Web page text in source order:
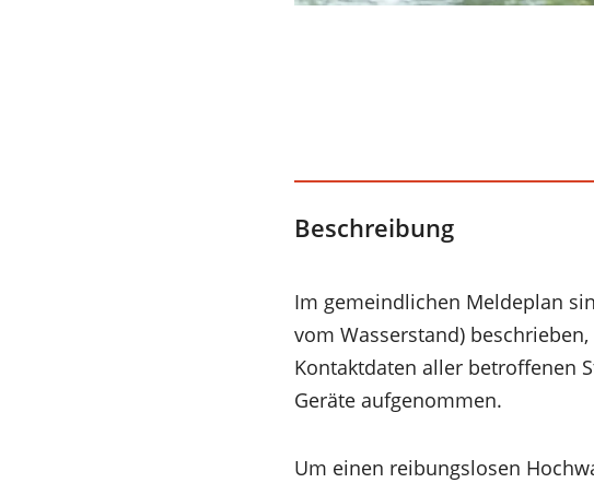
Beschreibung
Im gemeindlichen Meldeplan
vom Wasserstand)
Kontaktdaten aller betroffenen
Geräte aufgenommen.
Um einen reibungslosen